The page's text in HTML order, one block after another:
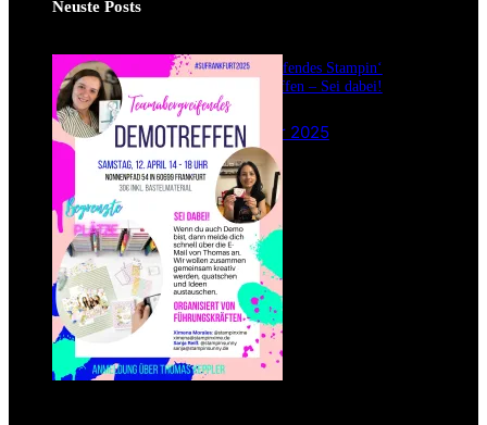
Neuste Posts
Teamübergreifendes Stampin‘
Up! Demotreffen – Sei dabei!
26. Februar 2025